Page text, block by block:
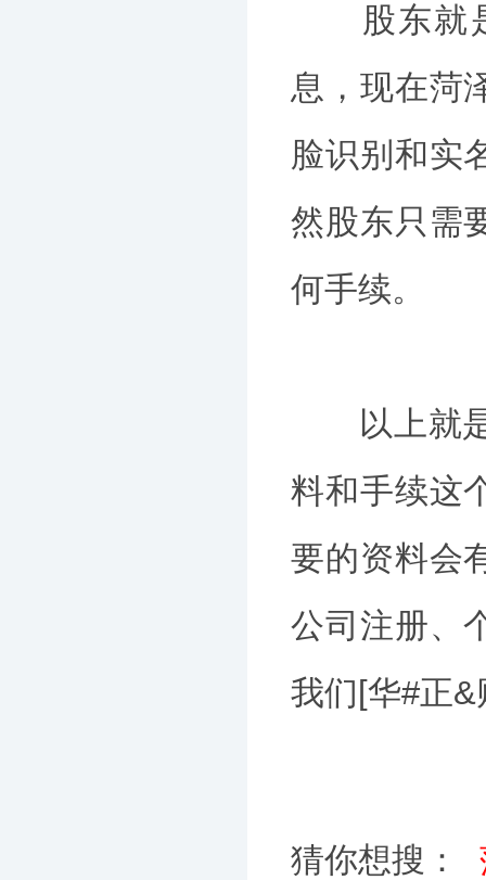
股东就是
息，现在菏
脸识别和实
然股东只需
何手续。
以上就是[
料和手续这
要的资料会
公司注册、
我们[华#正
猜你想搜：